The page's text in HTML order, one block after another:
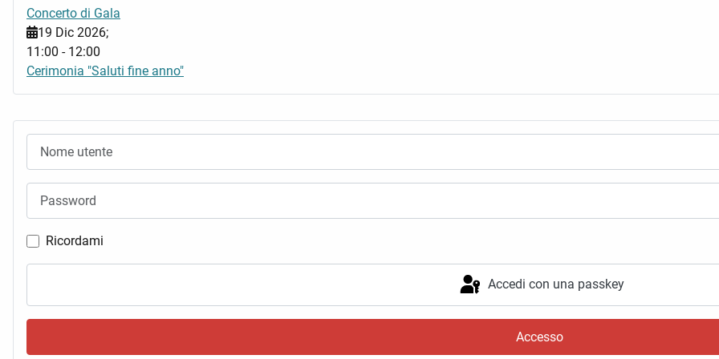
Ricordami
Accedi con una passkey
Accesso
Concerto di Gala
19 Dic 2026;
11:00 - 12:00
Cerimonia "Saluti fine anno"